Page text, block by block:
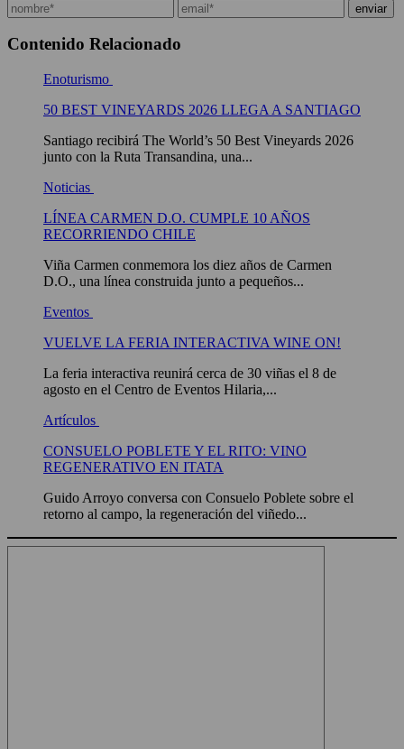
Contenido Relacionado
Enoturismo
50 BEST VINEYARDS 2026 LLEGA A SANTIAGO
Santiago recibirá The World’s 50 Best Vineyards 2026
junto con la Ruta Transandina, una...
Noticias
LÍNEA CARMEN D.O. CUMPLE 10 AÑOS
RECORRIENDO CHILE
Viña Carmen conmemora los diez años de Carmen
D.O., una línea construida junto a pequeños...
Eventos
VUELVE LA FERIA INTERACTIVA WINE ON!
La feria interactiva reunirá cerca de 30 viñas el 8 de
agosto en el Centro de Eventos Hilaria,...
Artículos
CONSUELO POBLETE Y EL RITO: VINO
REGENERATIVO EN ITATA
Guido Arroyo conversa con Consuelo Poblete sobre el
retorno al campo, la regeneración del viñedo...